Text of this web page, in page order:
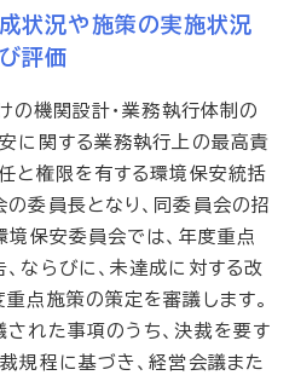
状況や施策の実施状況
評価
機関設計・業務執行体制の
に関する業務執行上の最高責
と権限を有する環境保安統括
委員長となり、同委員会の招
境保安委員会では、年度重点
ならびに、未達成に対する改
点施策の策定を審議します。
れた事項のうち、決裁を要す
規程に基づき、経営会議また